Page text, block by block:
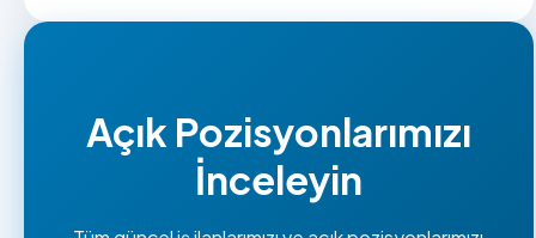
Açık Pozisyonlarımızı
İnceleyin